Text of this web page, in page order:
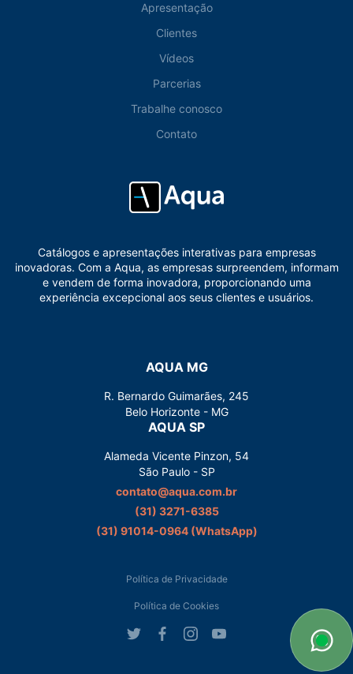
Apresentação
Clientes
Vídeos
Parcerias
Trabalhe conosco
Contato
Catálogos e apresentações interativas para empresas
inovadoras. Com a Aqua, as empresas surpreendem, informam
e vendem de forma inovadora, proporcionando uma
experiência excepcional aos seus clientes e usuários.
AQUA MG
R. Bernardo Guimarães, 245
Belo Horizonte - MG
AQUA SP
Alameda Vicente Pinzon, 54
São Paulo - SP
contato@aqua.com.br
(31) 3271-6385
(31) 91014-0964‬ (WhatsApp)
Política de Privacidade
Política de Cookies